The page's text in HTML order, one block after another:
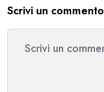
Scrivi un commento